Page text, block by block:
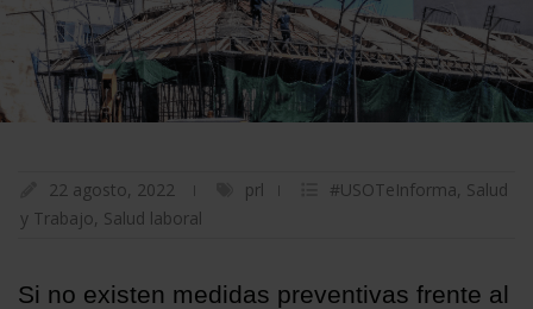
22 agosto, 2022 prl #USOTeInforma, Salud
y Trabajo, Salud laboral
Si no existen medidas preventivas frente al